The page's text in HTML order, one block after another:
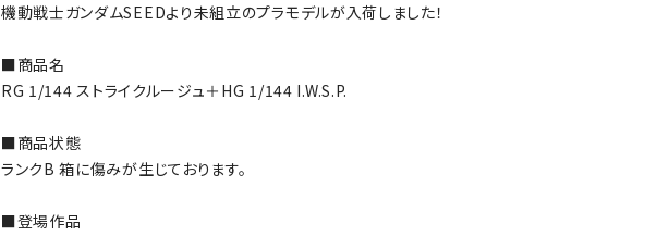
機動戦士ガンダムSEEDより未組立のプラモデルが入荷しました！
■商品名
RG 1/144 ストライクルージュ＋HG 1/144 I.W.S.P.
■商品状態
ランクB 箱に傷みが生じております。
■登場作品